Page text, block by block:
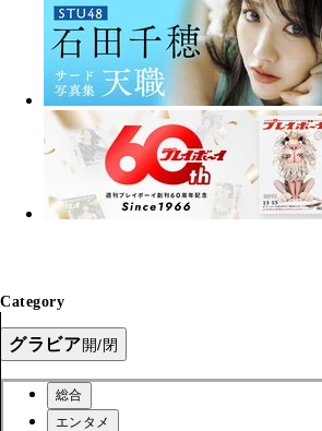
Category
グラビア開/閉
総合
エンタメ